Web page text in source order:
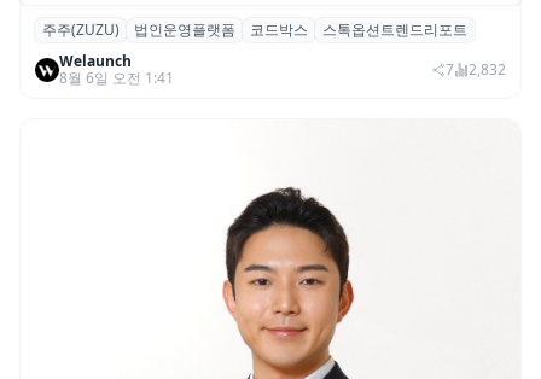
스톡옵션 취소율 2년 만에 18.2%→31.3%…
권리 발생 즉시 행사 비중도 급증
주주(ZUZU) 법인운영플랫폼 코드박스
스톡옵션트렌드리포트
Welaunch
8월 6일 오전 1:41
7 2,832